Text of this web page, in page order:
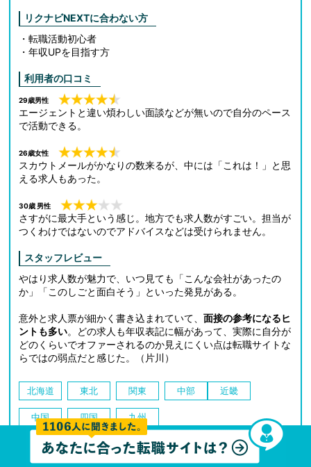
リクナビNEXTに合わない方
・転職活動初心者
・年収UPを目指す方
利用者の口コミ
29歳男性
エージェントと違い煩わしい面談などが無いので自分のペース
で活動できる。
26歳女性
スカウトメールがかなりの数来るが、中には「これは！」と思
える求人もあった。
30歳 男性
さすがに最大手という感じ。地方でも求人数がすごい。担当が
つくわけではないのでアドバイスなどは受けられません。
スタッフレビュー
やはり求人数が魅力で、いつ見ても「こんな会社があったの
か」「このしごと面白そう」といった発見がある。
意外と求人票が細かく書き込まれていて、面接の参考になるヒ
ントも多い。どの求人も年収表記に幅があって、実際に自分が
どのくらいでオファーされるのか見えにくい点は転職サイトな
らではの弱点だと感じた。（片川）
北海道 東北 関東 中部 近畿
中国 四国 九州
公式サイトで登録する